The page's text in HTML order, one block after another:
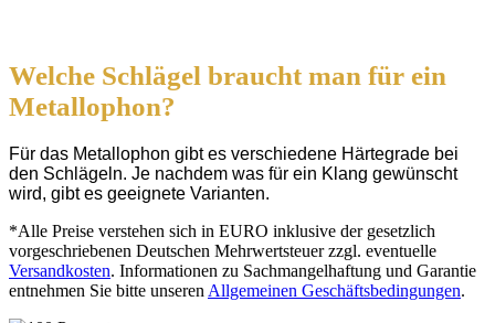
Welche Schlägel braucht man für ein
Metallophon?
Für das Metallophon gibt es verschiedene Härtegrade bei
den Schlägeln. Je nachdem was für ein Klang gewünscht
wird, gibt es geeignete Varianten.
*Alle Preise verstehen sich in EURO inklusive der gesetzlich
vorgeschriebenen Deutschen Mehrwertsteuer zzgl. eventuelle
Versandkosten. Informationen zu Sachmangelhaftung und Garantie
entnehmen Sie bitte unserenAllgemeinen Geschäftsbedingungen.